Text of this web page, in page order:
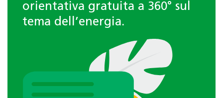
orientativa gratuita a 360° sul
tema dell’energia.